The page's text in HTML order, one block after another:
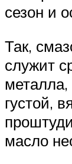
сезон и
Так,
служит
густой,
масло